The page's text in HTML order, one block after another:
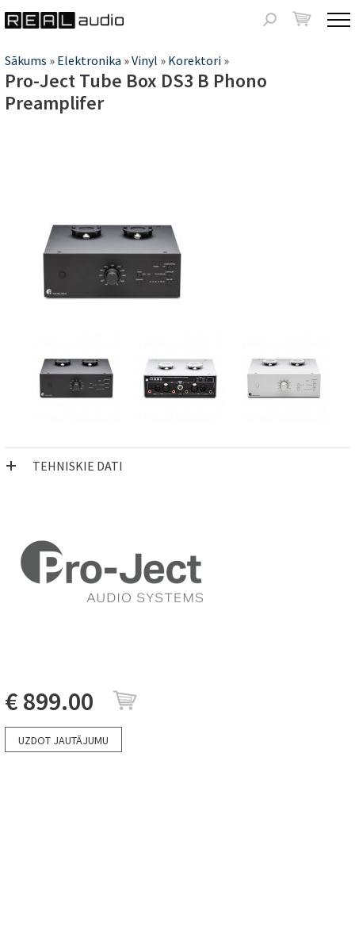
Meklēšanas
Jūs
atrodaties
Sākums » Elektronika »Vinyl » Korektori »
Pro-Ject Tube Box DS3 B Phono
Preamplifer
TEHNISKIE DATI
€ 899.00
UZDOT JAUTĀJUMU